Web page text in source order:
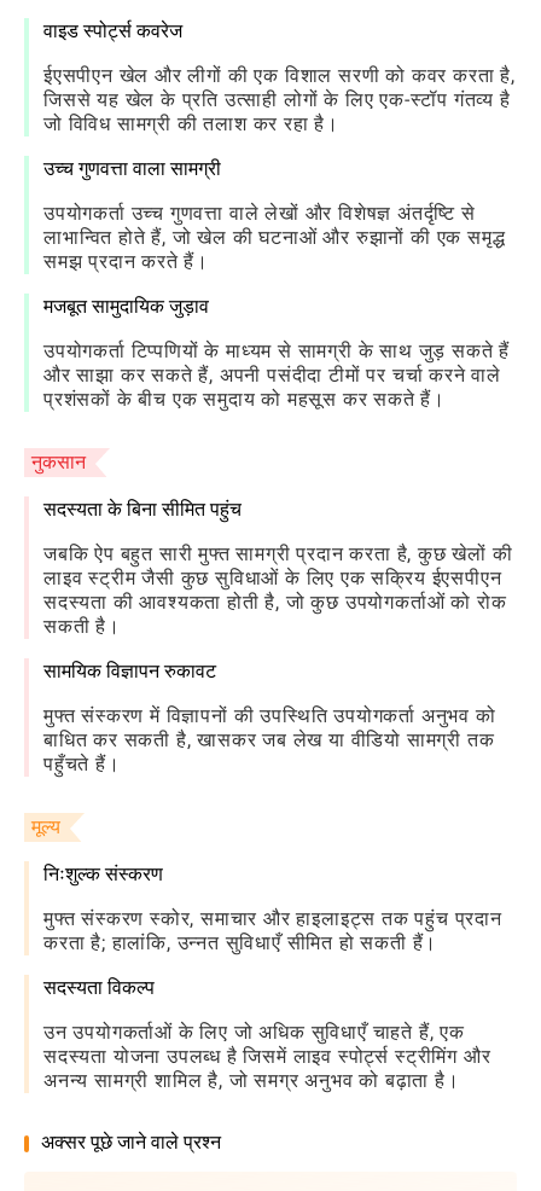
वाइड स्पोर्ट्स कवरेज
ईएसपीएन खेल और लीगों की एक विशाल सरणी को कवर करता है,
जिससे यह खेल के प्रति उत्साही लोगों के लिए एक-स्टॉप गंतव्य है
जो विविध सामग्री की तलाश कर रहा है।
उच्च गुणवत्ता वाला सामग्री
उपयोगकर्ता उच्च गुणवत्ता वाले लेखों और विशेषज्ञ अंतर्दृष्टि से
लाभान्वित होते हैं, जो खेल की घटनाओं और रुझानों की एक समृद्ध
समझ प्रदान करते हैं।
मजबूत सामुदायिक जुड़ाव
उपयोगकर्ता टिप्पणियों के माध्यम से सामग्री के साथ जुड़ सकते हैं
और साझा कर सकते हैं, अपनी पसंदीदा टीमों पर चर्चा करने वाले
प्रशंसकों के बीच एक समुदाय को महसूस कर सकते हैं।
नुकसान
सदस्यता के बिना सीमित पहुंच
जबकि ऐप बहुत सारी मुफ्त सामग्री प्रदान करता है, कुछ खेलों की
लाइव स्ट्रीम जैसी कुछ सुविधाओं के लिए एक सक्रिय ईएसपीएन
सदस्यता की आवश्यकता होती है, जो कुछ उपयोगकर्ताओं को रोक
सकती है।
सामयिक विज्ञापन रुकावट
मुफ्त संस्करण में विज्ञापनों की उपस्थिति उपयोगकर्ता अनुभव को
बाधित कर सकती है, खासकर जब लेख या वीडियो सामग्री तक
पहुँचते हैं।
मूल्य
निःशुल्क संस्करण
मुफ्त संस्करण स्कोर, समाचार और हाइलाइट्स तक पहुंच प्रदान
करता है; हालांकि, उन्नत सुविधाएँ सीमित हो सकती हैं।
सदस्यता विकल्प
उन उपयोगकर्ताओं के लिए जो अधिक सुविधाएँ चाहते हैं, एक
सदस्यता योजना उपलब्ध है जिसमें लाइव स्पोर्ट्स स्ट्रीमिंग और
अनन्य सामग्री शामिल है, जो समग्र अनुभव को बढ़ाता है।
अक्सर पूछे जाने वाले प्रश्न